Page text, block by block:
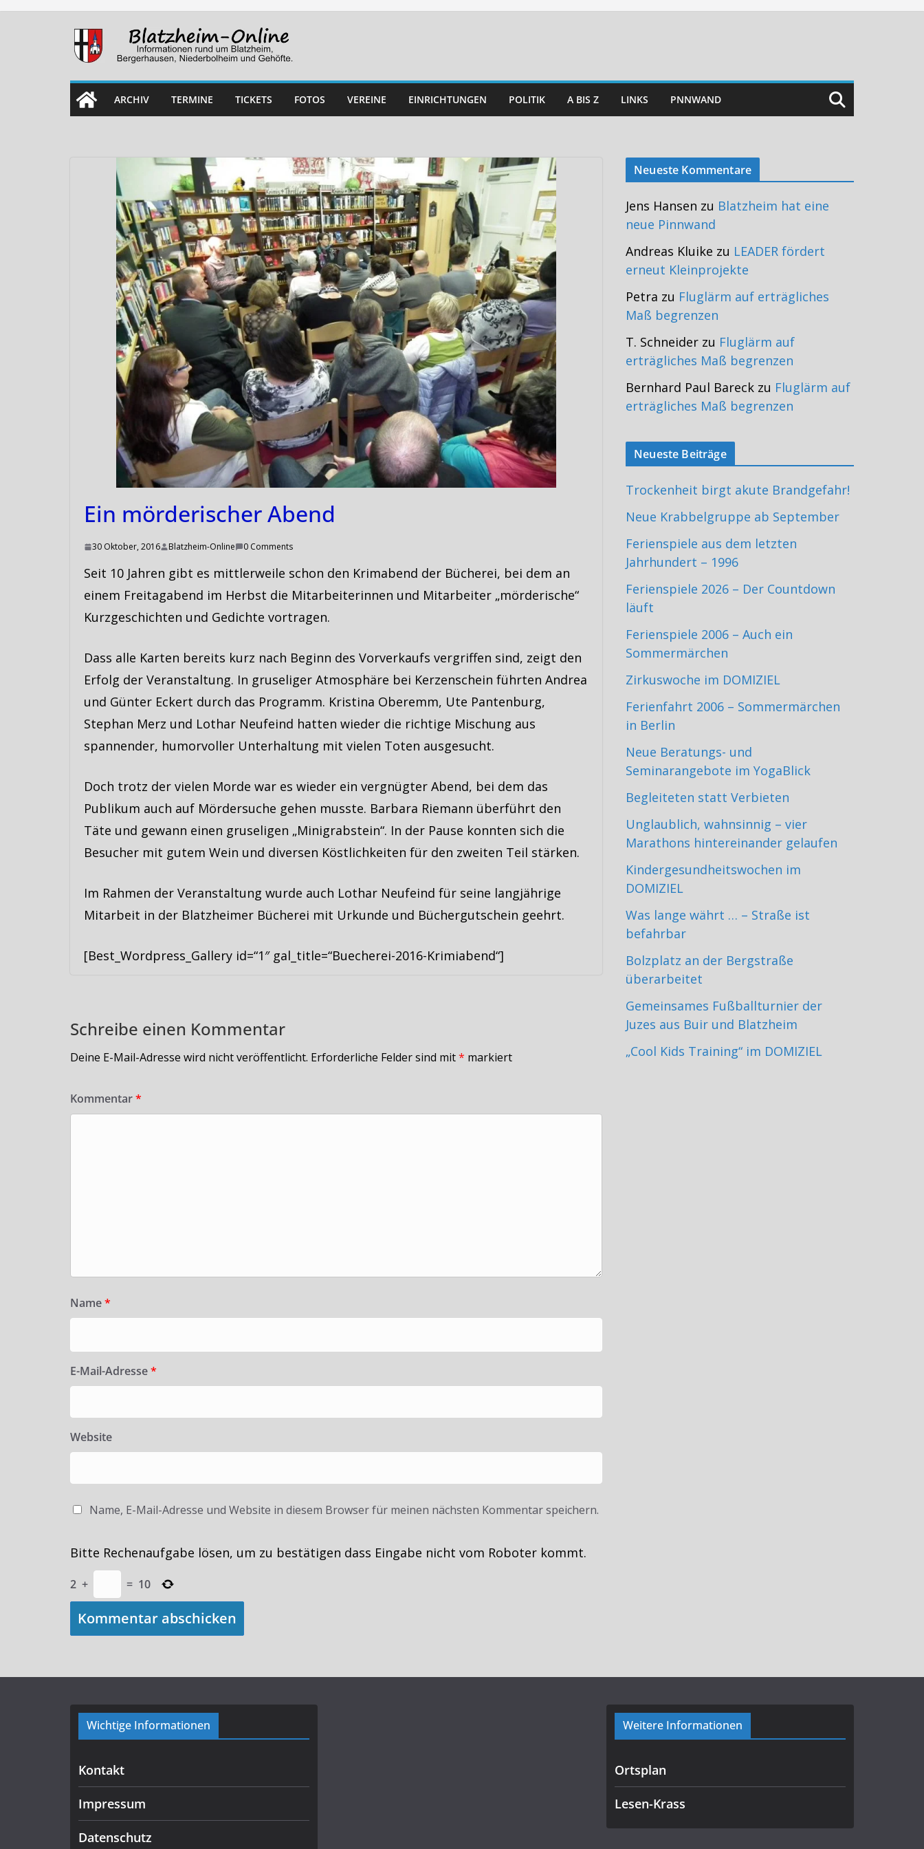
Skip
ARCHIV TERMINE TICKETS FOTOS VEREINE EINRICHTUNGEN POLITIK A BIS Z LINKS PNNWAND
Ein mörderischer Abend
30 Oktober, 2016 Blatzheim-Online 0 Comments
Seit 10 Jahren gibt es mittlerweile schon den Krimabend der Bücherei, bei dem an
einem Freitagabend im Herbst die Mitarbeiterinnen und Mitarbeiter „mörderische“
Kurzgeschichten und Gedichte vortragen.
Dass alle Karten bereits kurz nach Beginn des Vorverkaufs vergriffen sind, zeigt den
Erfolg der Veranstaltung. In gruseliger Atmosphäre bei Kerzenschein führten Andrea
und Günter Eckert durch das Programm. Kristina Oberemm, Ute Pantenburg,
Stephan Merz und Lothar Neufeind hatten wieder die richtige Mischung aus
spannender, humorvoller Unterhaltung mit vielen Toten ausgesucht.
Doch trotz der vielen Morde war es wieder ein vergnügter Abend, bei dem das
Publikum auch auf Mördersuche gehen musste. Barbara Riemann überführt den
Täte und gewann einen gruseligen „Minigrabstein“. In der Pause konnten sich die
Besucher mit gutem Wein und diversen Köstlichkeiten für den zweiten Teil stärken.
Im Rahmen der Veranstaltung wurde auch Lothar Neufeind für seine langjährige
Mitarbeit in der Blatzheimer Bücherei mit Urkunde und Büchergutschein geehrt.
[Best_Wordpress_Gallery id=“1″ gal_title=“Buecherei-2016-Krimiabend“]
Schreibe einen Kommentar
Deine E-Mail-Adresse wird nicht veröffentlicht. Erforderliche Felder sind mit* markiert
Kommentar*
Name*
E-Mail-Adresse*
Website
Name, E-Mail-Adresse und Website in diesem Browser für meinen nächsten Kommentar speichern.
Bitte Rechenaufgabe lösen, um zu bestätigen dass Eingabe nicht vom Roboter kommt.
2 + = 10
Neueste Kommentare
Jens Hansen zu Blatzheim hat eine
neue Pinnwand
Andreas Kluike zu LEADER fördert
erneut Kleinprojekte
Petra zu Fluglärm auf erträgliches
Maß begrenzen
T. Schneider zu Fluglärm auf
erträgliches Maß begrenzen
Bernhard Paul Bareck zu Fluglärm auf
erträgliches Maß begrenzen
Neueste Beiträge
Trockenheit birgt akute Brandgefahr!
Neue Krabbelgruppe ab September
Ferienspiele aus dem letzten
Jahrhundert – 1996
Ferienspiele 2026 – Der Countdown
läuft
Ferienspiele 2006 – Auch ein
Sommermärchen
Zirkuswoche im DOMIZIEL
Ferienfahrt 2006 – Sommermärchen
in Berlin
Neue Beratungs- und
Seminarangebote im YogaBlick
Begleiteten statt Verbieten
Unglaublich, wahnsinnig – vier
Marathons hintereinander gelaufen
Kindergesundheitswochen im
DOMIZIEL
Was lange währt … – Straße ist
befahrbar
Bolzplatz an der Bergstraße
überarbeitet
Gemeinsames Fußballturnier der
Juzes aus Buir und Blatzheim
„Cool Kids Training“ im DOMIZIEL
Wichtige Informationen
Kontakt
Impressum
Datenschutz
Weitere Informationen
Ortsplan
Lesen-Krass